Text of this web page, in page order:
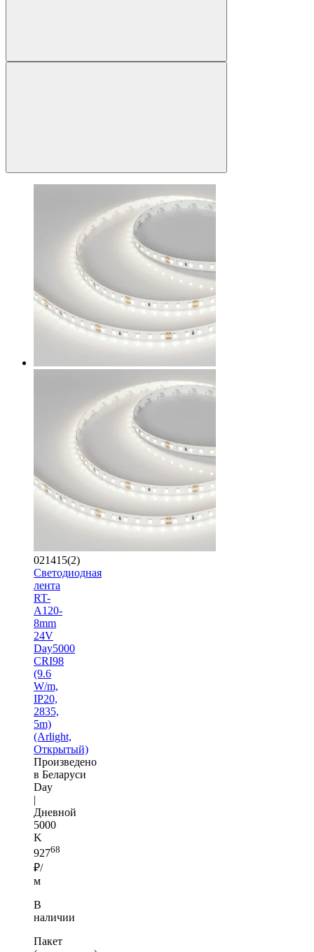
021415(2)
Светодиодная
лента
RT-
A120-
8mm
24V
Day5000
CRI98
(9.6
W/m,
IP20,
2835,
5m)
(Arlight,
Открытый)
Произведено
в Беларуси
Day
|
Дневной
5000
K
92768
₽/
м
В
наличии
Пакет